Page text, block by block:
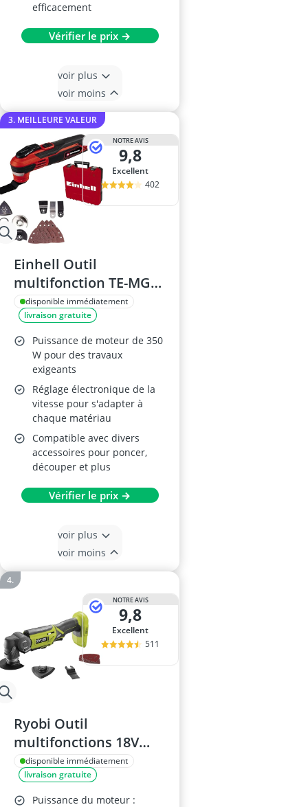
efficacement
Vérifier le prix →
voir plus
voir moins
3. MEILLEURE VALEUR
NOTRE AVIS
9,8
Excellent
402
Einhell Outil
multifonction TE-MG
350 EQ
disponible immédiatement
livraison gratuite
Puissance de moteur de 350
W pour des travaux
exigeants
Réglage électronique de la
vitesse pour s'adapter à
chaque matériau
Compatible avec divers
accessoires pour poncer,
découper et plus
Vérifier le prix →
voir plus
voir moins
NOTRE AVIS
9,8
Excellent
511
Ryobi Outil
multifonctions 18V
R18MT-0
disponible immédiatement
livraison gratuite
Puissance du moteur :